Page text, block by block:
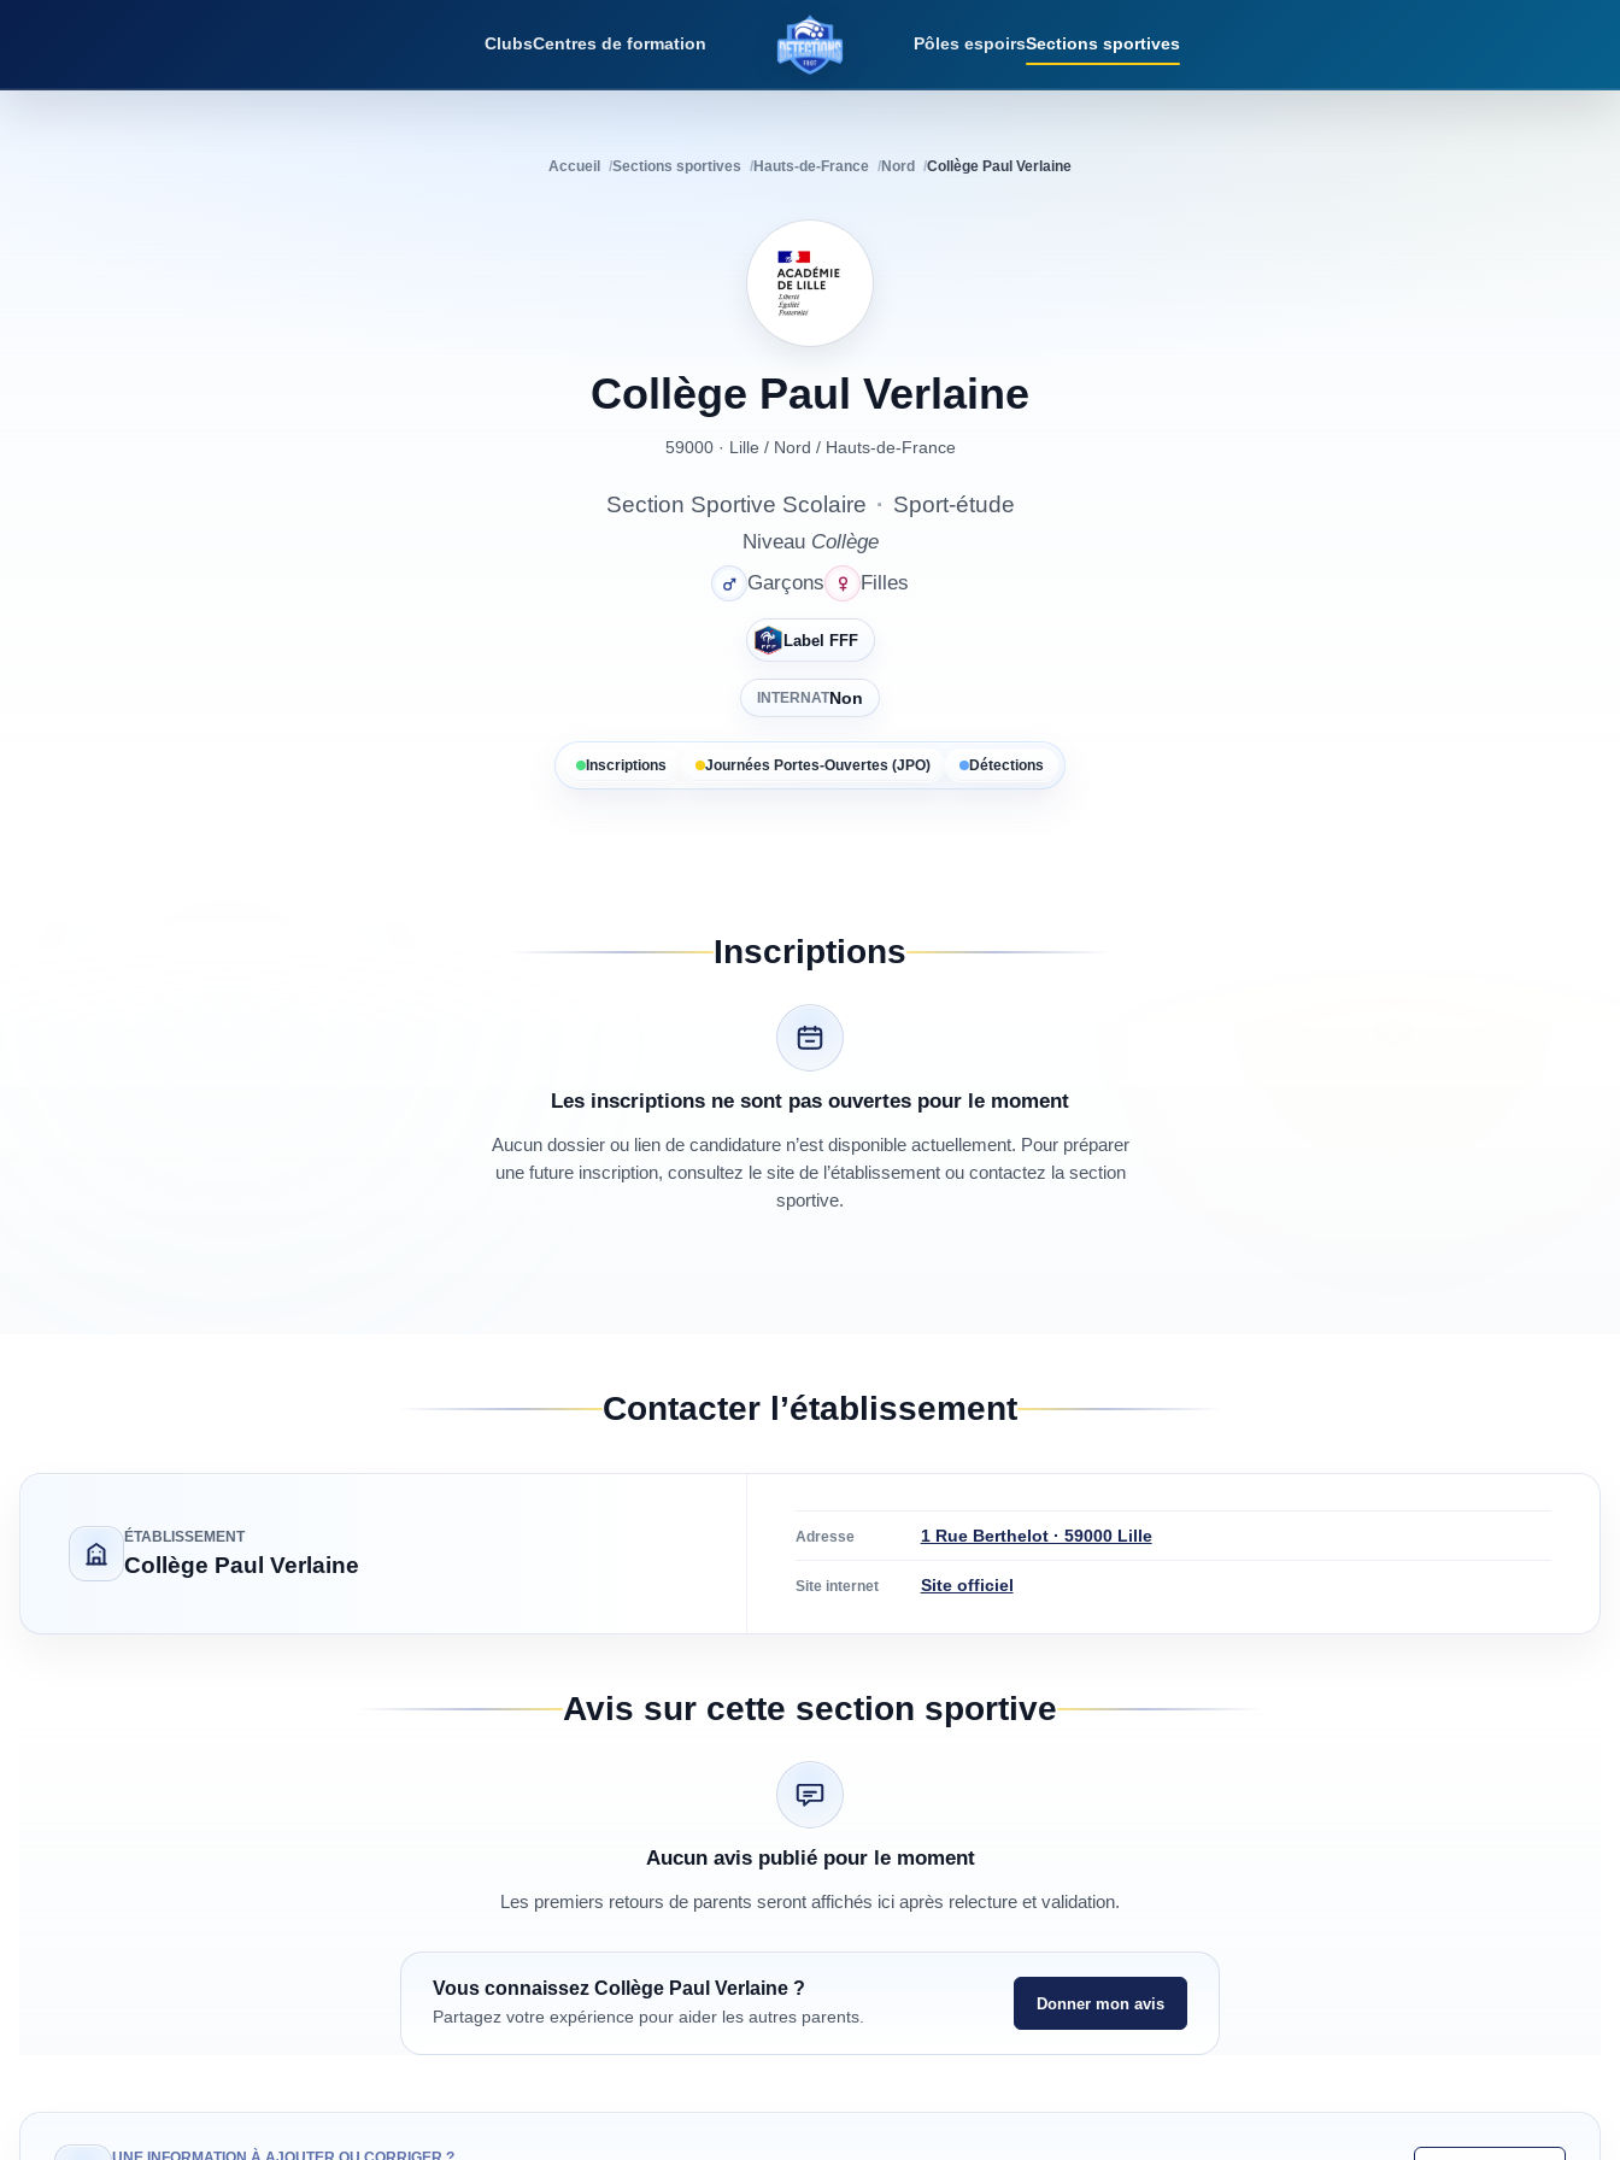
ClubsCentres de formation
Détections Foot
Pôles espoirsSections sportives
Accueil Sections sportives Hauts-de-France Nord Collège Paul Verlaine
Collège Paul Verlaine
59000 · Lille / Nord / Hauts-de-France
Section Sportive Scolaire · Sport-étude
Niveau Collège
Garçons
Filles
Label FFF
INTERNATNon
Inscriptions Journées Portes-Ouvertes (JPO) Détections
Inscriptions
Les inscriptions ne sont pas ouvertes pour le moment
Aucun dossier ou lien de candidature n’est disponible actuellement. Pour préparer
une future inscription, consultez le site de l’établissement ou contactez la section
sportive.
Contacter l’établissement
ÉTABLISSEMENT
Collège Paul Verlaine
Adresse 1 Rue Berthelot · 59000 Lille
Site internet Site officiel
Avis sur cette section sportive
Aucun avis publié pour le moment
Les premiers retours de parents seront affichés ici après relecture et validation.
Vous connaissez Collège Paul Verlaine ?
Partagez votre expérience pour aider les autres parents.
Donner mon avis